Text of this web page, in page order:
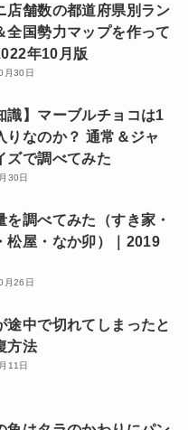
店舗数の都道府県別ラン
全国勢力マップを作って
年10月版
月30日
識】マーブルチョコは1
りなのか？ 通常＆ジャ
ズで調べてみた
30日
を調べてみた（すき家・
松屋・なか卯）｜2019
月26日
途中で切れてしまったと
方法
11日